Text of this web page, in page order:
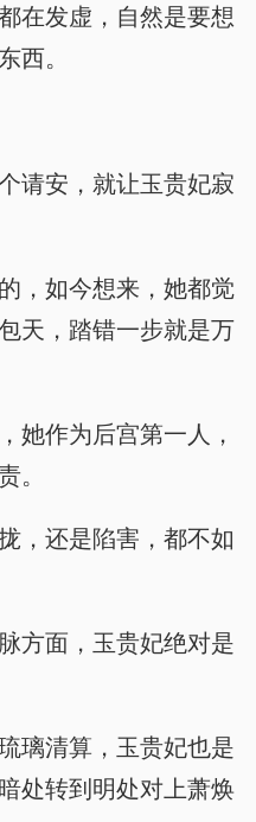
在发虚，自然是要想
西。
请安，就让玉贵妃寂
，如今想来，她都觉
天，踏错一步就是万
她作为后宫第一人，
。
，还是陷害，都不如
方面，玉贵妃绝对是
璃清算，玉贵妃也是
处转到明处对上萧焕